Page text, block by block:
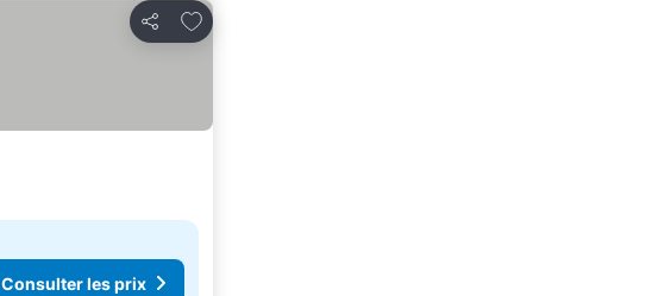
Partager
Ajouter à mes favoris
Consulter les prix